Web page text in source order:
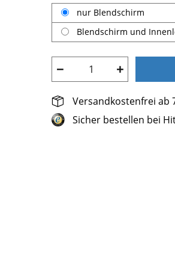
nur Blendschirm
Blendschirm und
− +
Versandkostenfrei ab
Sicher bestellen bei